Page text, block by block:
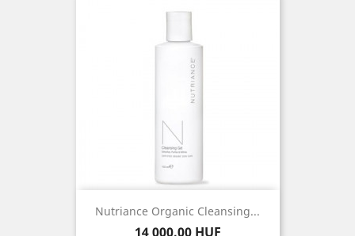
Nutriance Organic Cleansing...
Ár
14 000,00 HUF